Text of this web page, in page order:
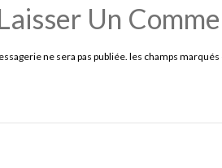
Un
ne sera pas publiée. les champs